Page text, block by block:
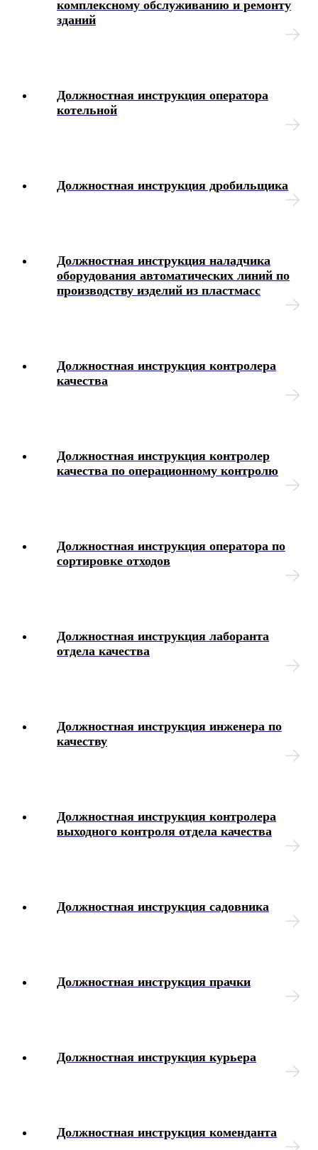
Дисциплинарные взыскания
Аттестация работников
Юридические вопросы
Блок-схемы
комплексному обслуживанию и ремонту
зданий
Должностная инструкция оператора
котельной
Должностная инструкция дробильщика
Должностная инструкция наладчика
оборудования автоматических линий по
производству изделий из пластмасс
Должностная инструкция контролера
качества
Должностная инструкция контролер
качества по операционному контролю
Должностная инструкция оператора по
сортировке отходов
Должностная инструкция лаборанта
отдела качества
Должностная инструкция инженера по
качеству
Должностная инструкция контролера
выходного контроля отдела качества
Должностная инструкция садовника
Должностная инструкция прачки
Должностная инструкция курьера
Должностная инструкция коменданта